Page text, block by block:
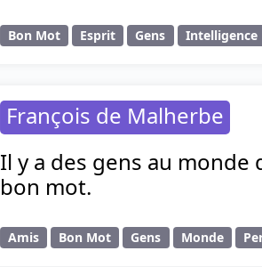
Bon Mot Esprit Gens Intelligence
François de Malherbe
Il y a des gens au monde
bon mot.
Amis Bon Mot Gens Monde